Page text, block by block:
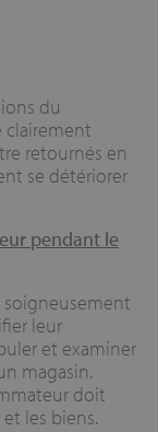
du
clairement
retournés en
se détériorer
pendant le
soigneusement
leur
et examiner
magasin.
doit
les biens.